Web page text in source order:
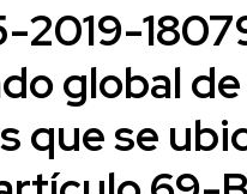
global
que se